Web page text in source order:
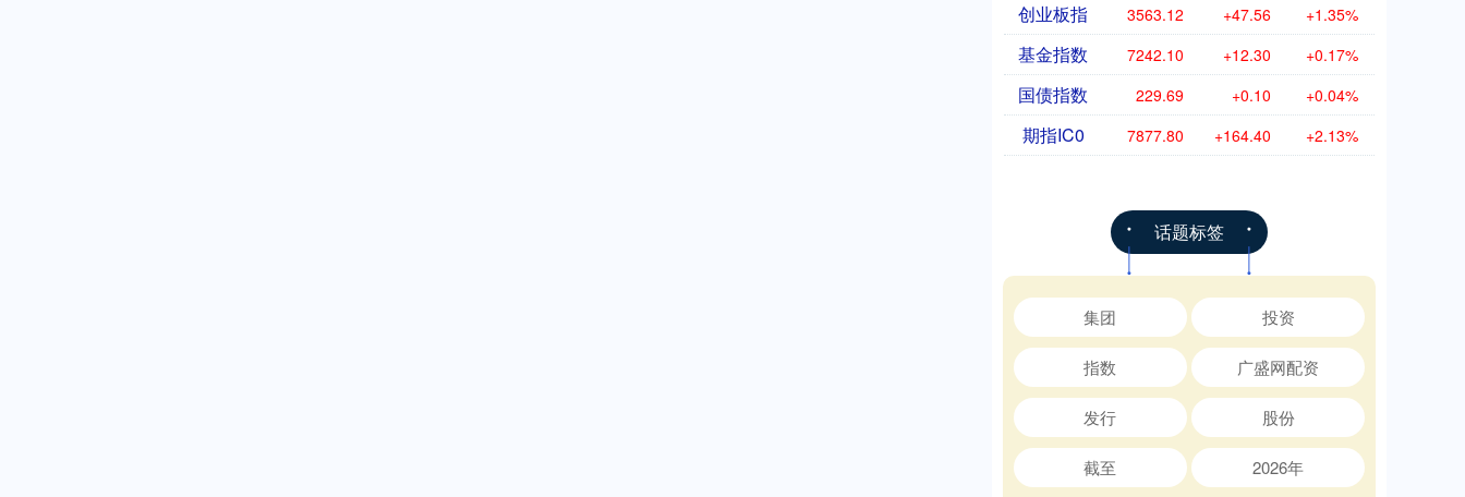
创业板指 3563.12 +47.56 +1.35%
基金指数 7242.10 +12.30 +0.17%
国债指数 229.69 +0.10 +0.04%
期指IC0 7877.80 +164.40 +2.13%
话题标签
集团 投资
指数 广盛网配资
发行 股份
截至 2026年